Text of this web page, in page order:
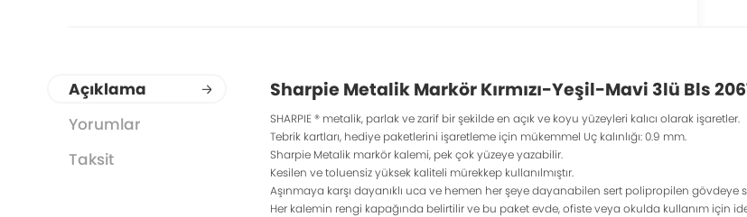
Açıklama
Yorumlar
Taksit
Sharpie Metalik Markör Kırmızı-Yeşil-Mavi 3lü Bls
SHARPIE ® metalik, parlak ve zarif bir şekilde en açık ve koyu yüzeyleri kalıcı olarak işaretler.
Tebrik kartları, hediye paketlerini işaretleme için mükemmel Uç kalınlığı: 0.9 mm.
Sharpie Metalik markör kalemi, pek çok yüzeye yazabilir.
Kesilen ve toluensiz yüksek kaliteli mürekkep kullanılmıştır.
Aşınmaya karşı dayanıklı uca ve hemen her şeye dayanabilen sert polipropilen gövdeye
Her kalemin rengi kapağında belirtilir ve bu paket evde, ofiste veya okulda kullanım için